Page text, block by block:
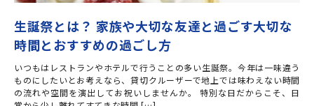
生誕祭とは？ 家族や大切な友達と過ごす大切な
時間とおすすめの過ごし方
いつもはレストランやホテルで行うことの多い生誕祭。今年は一味違う
ものにしたいとお考えなら、貸切クルーザーで地上では味わえない時間
の流れや空間を演出してお祝いしませんか。 特別な日だからこそ、日